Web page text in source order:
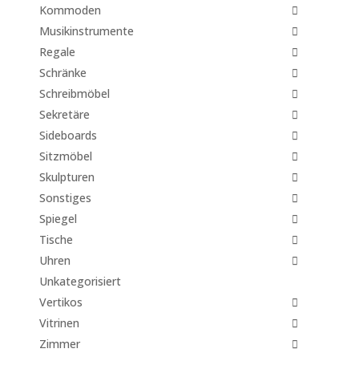
Kommoden
Musikinstrumente
Regale
Schränke
Schreibmöbel
Sekretäre
Sideboards
Sitzmöbel
Skulpturen
Sonstiges
Spiegel
Tische
Uhren
Unkategorisiert
Vertikos
Vitrinen
Zimmer